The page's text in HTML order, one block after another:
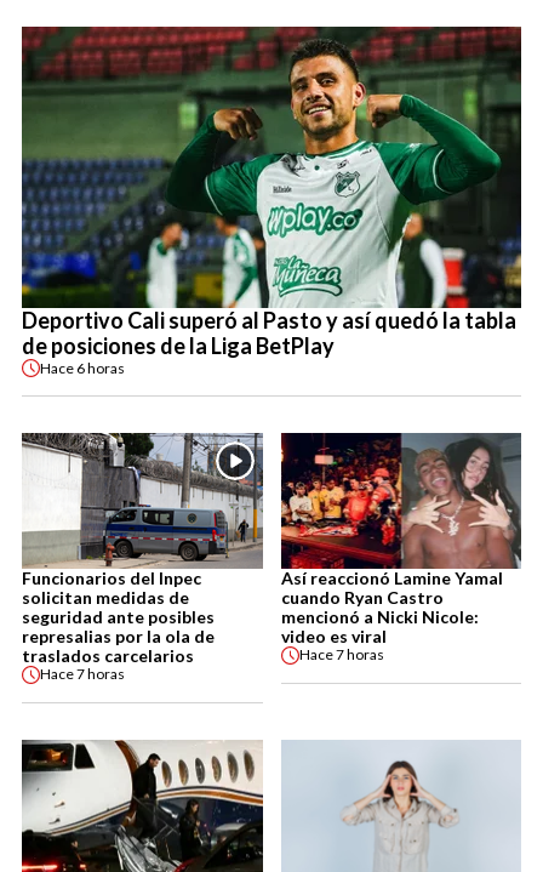
Deportivo Cali superó al Pasto y así quedó la tabla
de posiciones de la Liga BetPlay
Hace 6 horas
Funcionarios del Inpec
solicitan medidas de
seguridad ante posibles
represalias por la ola de
traslados carcelarios
Hace7 horas
Así reaccionó Lamine Yamal
cuando Ryan Castro
mencionó a Nicki Nicole:
video es viral
Hace7 horas